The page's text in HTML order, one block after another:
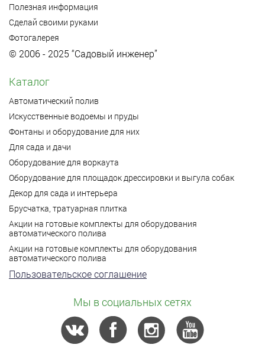
Полезная информация
Сделай своими руками
Фотогалерея
© 2006 - 2025 “Садовый инженер”
Каталог
Автоматический полив
Искусственные водоемы и пруды
Фонтаны и оборудование для них
Для сада и дачи
Оборудование для воркаута
Оборудование для площадок дрессировки и выгула собак
Декор для сада и интерьера
Брусчатка, тратуарная плитка
Акции на готовые комплекты для оборудования
автоматического полива
Акции на готовые комплекты для оборудования
автоматического полива
Пользовательское соглашение
Мы в социальных сетях